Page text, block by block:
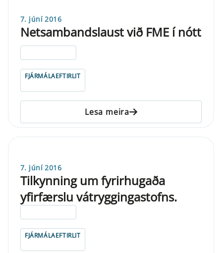
7. júní 2016
Netsambandslaust við FME í nótt
FJÁRMÁLAEFTIRLIT
Lesa meira
7. júní 2016
Tilkynning um fyrirhugaða
yfirfærslu vátryggingastofns.
FJÁRMÁLAEFTIRLIT